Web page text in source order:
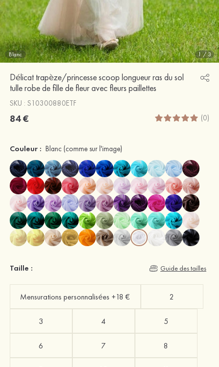
Blanc 1/3
Délicat trapèze/princesse scoop longueur ras du sol
tulle robe de fille de fleur avec fleurs paillettes
SKU : S10300880ETF
84 € (0)
Couleur : Blanc (comme sur l'image)
Taille : Guide des tailles
Mensurations personnalisées +18 € 2
3 4 5
6 7 8